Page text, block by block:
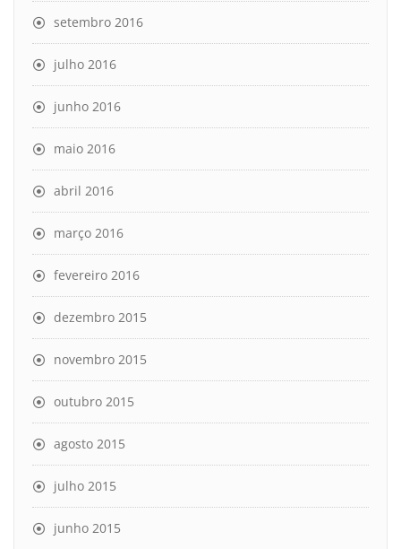
setembro 2016
julho 2016
junho 2016
maio 2016
abril 2016
março 2016
fevereiro 2016
dezembro 2015
novembro 2015
outubro 2015
agosto 2015
julho 2015
junho 2015